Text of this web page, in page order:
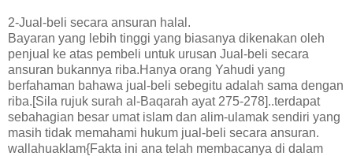
2-Jual-beli secara ansuran halal.
Bayaran yang lebih tinggi yang biasanya dikenakan oleh
penjual ke atas pembeli untuk urusan Jual-beli secara
ansuran bukannya riba.Hanya orang Yahudi yang
berfahaman bahawa jual-beli sebegitu adalah sama dengan
riba.[Sila rujuk surah al-Baqarah ayat 275-278]..terdapat
sebahagian besar umat islam dan alim-ulamak sendiri yang
masih tidak memahami hukum jual-beli secara ansuran.
wallahuaklam{Fakta ini ana telah membacanya di dalam